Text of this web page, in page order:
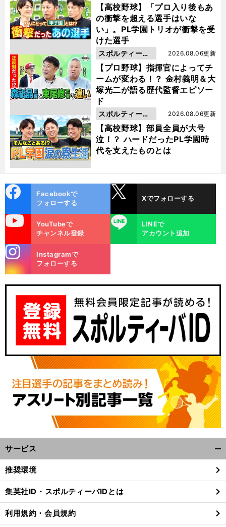
【高校野球】「プロ入り後もあ
の衝撃を超える選手はいな
い」。PL学園トリオが衝撃を受
けた選手
動画
【プロ野球】指揮官によってチ
ームが変わる！？ 金村義明＆大
塚光二が語る歴代監督エピソー
ド
2026.08.06更新
スポルティーバ
動画
【高校野球】部員全員が大号
泣！？ ハードだったPL学園時
代を支えたものとは
2026.08.06更新
スポルティーバ
動画
ok
Facebookで
フォローする
Xでフォローする
YouTubeで
チャンネル登録
LINE
LINEで
アカウント追加
m
Instagramで
フォローする
サービス
閉
る
推奨環境
集英社ID・スポルティーバIDとは
利用規約・会員規約